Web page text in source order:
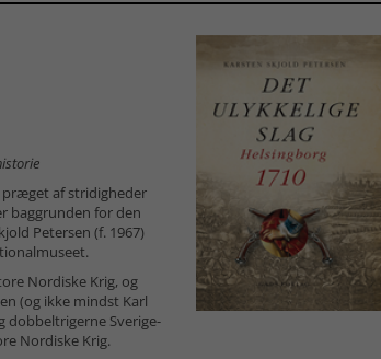
præget af stridigheder
baggrunden for den
Petersen (f. 1967)
Nordiske Krig, og
(og ikke mindst Karl
dobbeltrigerne Sverige-
Nordiske Krig.